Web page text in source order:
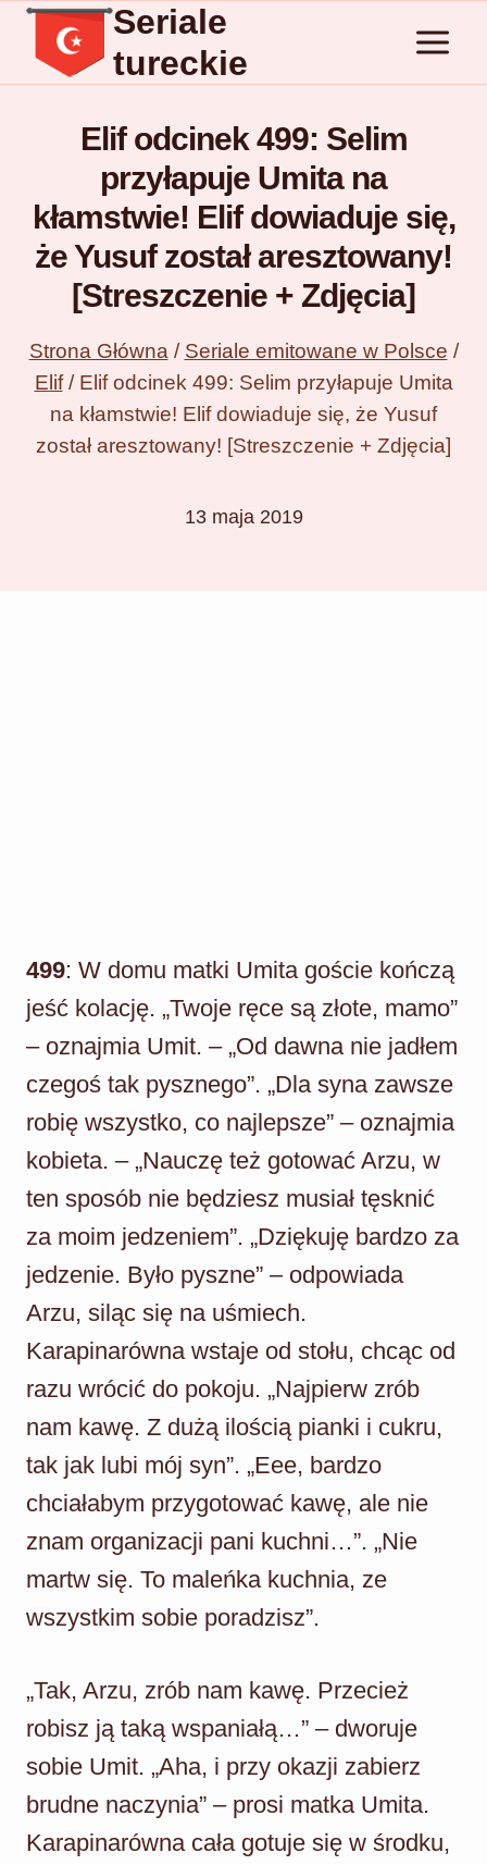
Przejdź
treści
Seriale
tureckie
Elif odcinek 499: Selim
przyłapuje Umita na
kłamstwie! Elif dowiaduje się,
że Yusuf został aresztowany!
[Streszczenie + Zdjęcia]
Strona Główna / Seriale emitowane w Polsce /
Elif / Elif odcinek 499: Selim przyłapuje Umita
na kłamstwie! Elif dowiaduje się, że Yusuf
został aresztowany! [Streszczenie + Zdjęcia]
13 maja 2019
499: W domu matki Umita goście kończą
jeść kolację. „Twoje ręce są złote, mamo”
– oznajmia Umit. – „Od dawna nie jadłem
czegoś tak pysznego”. „Dla syna zawsze
robię wszystko, co najlepsze” – oznajmia
kobieta. – „Nauczę też gotować Arzu, w
ten sposób nie będziesz musiał tęsknić
za moim jedzeniem”. „Dziękuję bardzo za
jedzenie. Było pyszne” – odpowiada
Arzu, siląc się na uśmiech.
Karapinarówna wstaje od stołu, chcąc od
razu wrócić do pokoju. „Najpierw zrób
nam kawę. Z dużą ilością pianki i cukru,
tak jak lubi mój syn”. „Eee, bardzo
chciałabym przygotować kawę, ale nie
znam organizacji pani kuchni…”. „Nie
martw się. To maleńka kuchnia, ze
wszystkim sobie poradzisz”.
„Tak, Arzu, zrób nam kawę. Przecież
robisz ją taką wspaniałą…” – dworuje
sobie Umit. „Aha, i przy okazji zabierz
brudne naczynia” – prosi matka Umita.
Karapinarówna cała gotuje się w środku,